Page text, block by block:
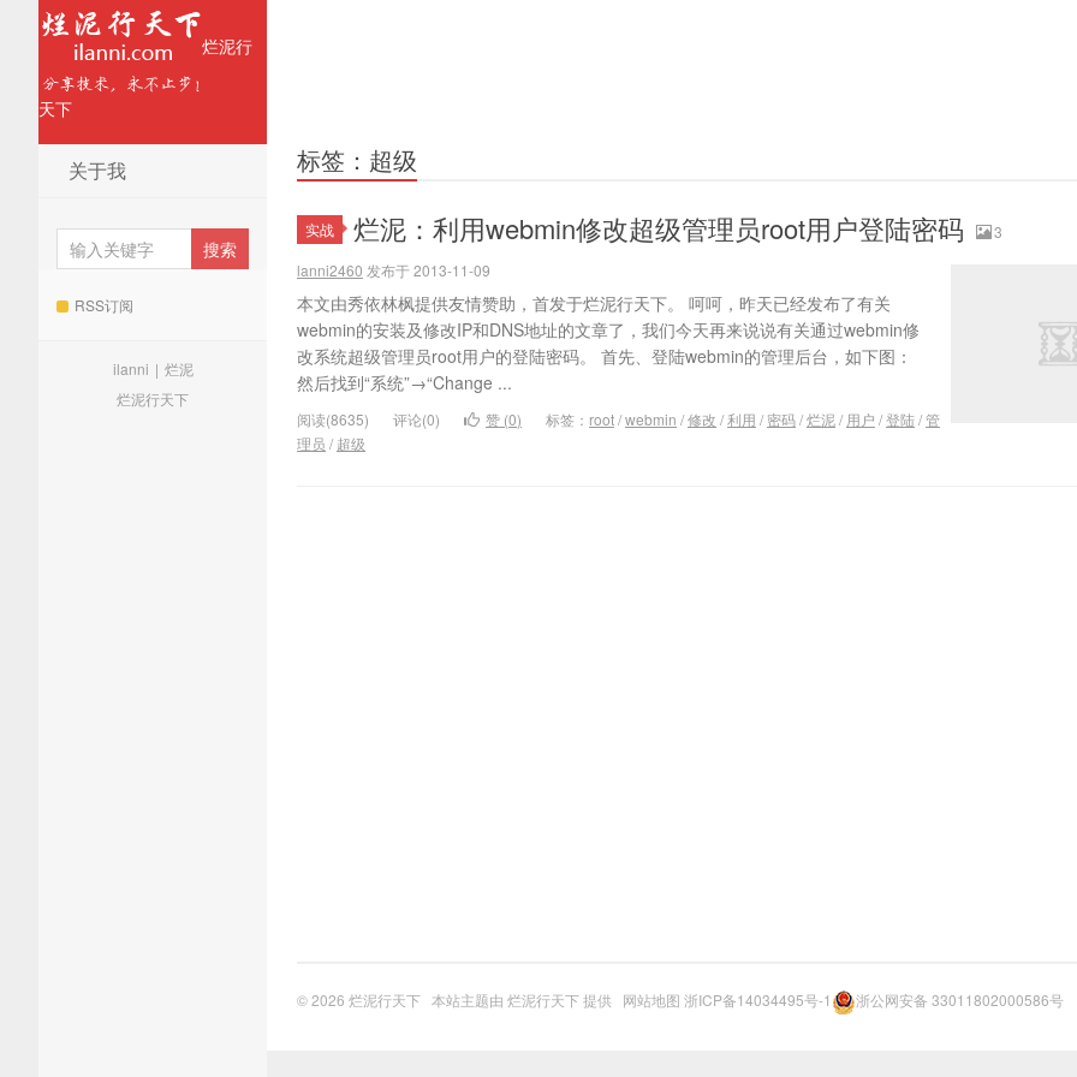
烂泥行
天下
关于我
RSS订阅
ilanni | 烂泥
烂泥行天下
标签：超级
实战 烂泥：利用webmin修改超级管理员root用户登陆密码
3
lanni2460 发布于 2013-11-09
本文由秀依林枫提供友情赞助，首发于烂泥行天下。 呵呵，昨天已经发布了有关
webmin的安装及修改IP和DNS地址的文章了，我们今天再来说说有关通过webmin修
改系统超级管理员root用户的登陆密码。 首先、登陆webmin的管理后台，如下图：
然后找到“系统”→“Change ...
阅读(8635) 评论(0) 赞 (0) 标签： root/webmin /修改 /利用 / 密码/烂泥/ 用户 /登陆/管
理员 / 超级
© 2026 烂泥行天下 本站主题由 烂泥行天下提供 网站地图 浙ICP备14034495号-1 浙公网安备 33011802000586号